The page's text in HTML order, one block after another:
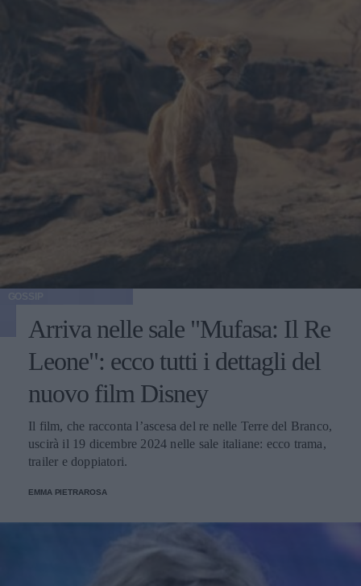
Arriva nelle sale "Mufasa: Il Re
Leone": ecco tutti i dettagli del
nuovo film Disney
Il film, che racconta l’ascesa del re nelle Terre del Branco,
uscirà il 19 dicembre 2024 nelle sale italiane: ecco trama,
trailer e doppiatori.
EMMA PIETRAROSA